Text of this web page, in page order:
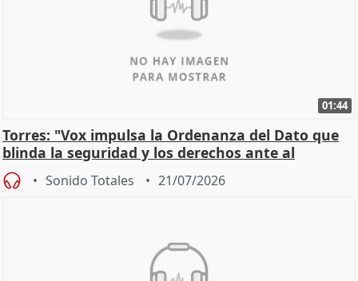
01:44
Torres: "Vox impulsa la Ordenanza del Dato que
blinda la seguridad y los derechos ante al
control"
Sonido Totales 21/07/2026